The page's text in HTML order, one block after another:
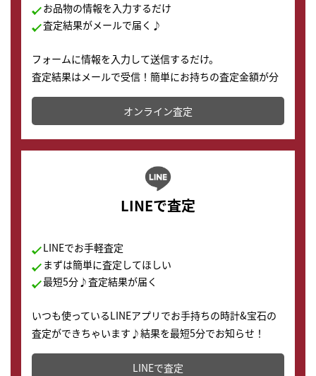
お品物の情報を入力するだけ
査定結果がメールで届く♪
フォームに情報を入力して送信するだけ。
査定結果はメールで受信！簡単にお持ちの査定金額が分
かります。
オンライン査定
LINEで査定
LINEでお手軽査定
まずは簡単に査定してほしい
最短5分♪査定結果が届く
いつも使っているLINEアプリでお手持ちの時計&宝石の
査定ができちゃいます♪結果を最短5分でお知らせ！
どこからでもすぐに査定金額を知ることが出来ます。
LINEで査定